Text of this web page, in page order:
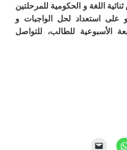
اللغة و الحكومية للمرحلتين
و على استعداد لحل الواجبات و
الأسبوعية للطالب، للتواصل